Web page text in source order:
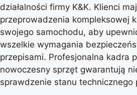
działalności firmy K&K. Klienci
przeprowadzenia kompleksowej
swojego samochodu, aby
wszelkie wymagania
przepisami. Profesjonalna kadra
nowoczesny sprzęt gwarantują
sprawdzenie stanu technicznego